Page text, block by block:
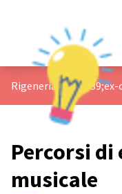
Rigeneriamo l&#39;ex-
Percorsi di
musicale